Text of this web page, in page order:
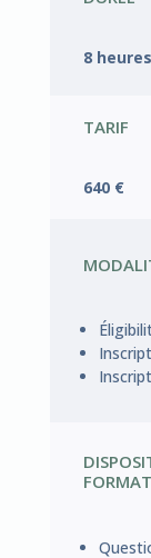
8 heures
TARIF
640 €